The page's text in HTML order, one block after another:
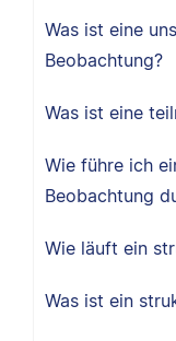
Was ist eine
Beobachtung?
Was ist eine
Wie führe ich
Beobachtung
Wie läuft ein
Was ist ein